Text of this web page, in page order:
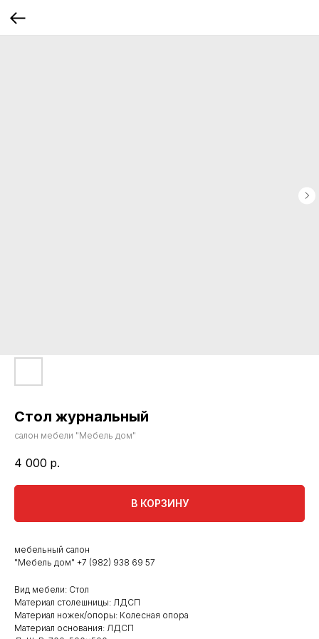
Стол журнальный
салон мебели "Мебель дом"
4 000 р.
В КОРЗИНУ
мебельный салон
"Мебель дом" +7 (982) 938 69 57
Вид мебели: Стол
Материал столешницы: ЛДСП
Материал ножек/опоры: Колесная опора
Материал основания: ЛДСП